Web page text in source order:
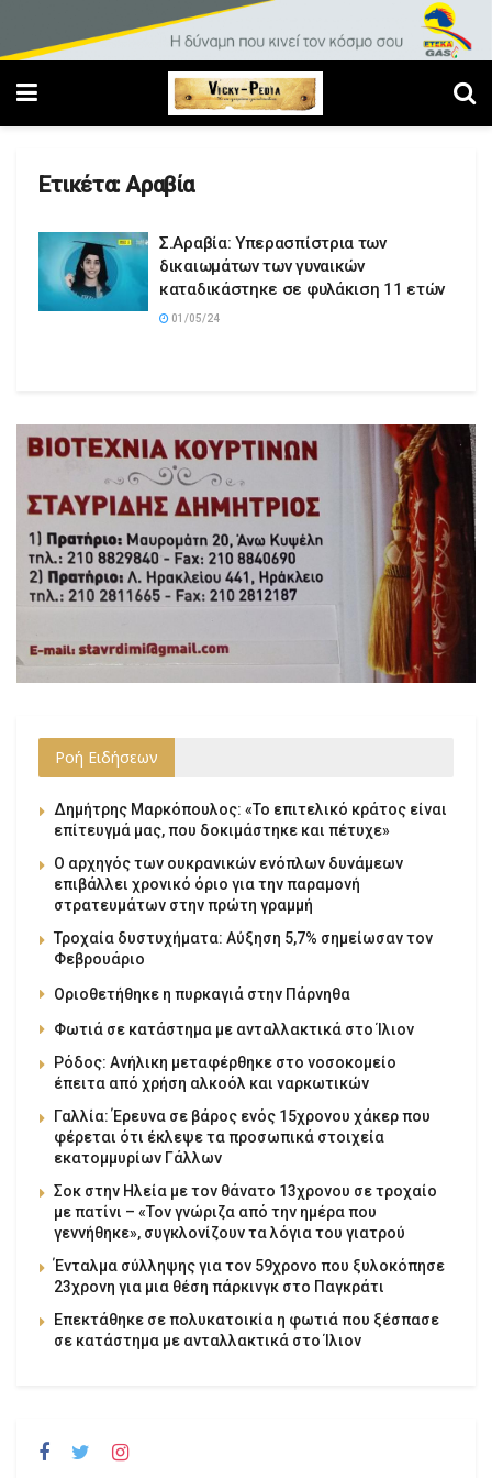
Ετικέτα:Αραβία
Σ.Αραβία: Υπερασπίστρια των
δικαιωμάτων των γυναικών
καταδικάστηκε σε φυλάκιση 11 ετών
01/05/24
Ροή Ειδήσεων
Δημήτρης Μαρκόπουλος: «Το επιτελικό κράτος είναι
επίτευγμά μας, που δοκιμάστηκε και πέτυχε»
Ο αρχηγός των ουκρανικών ενόπλων δυνάμεων
επιβάλλει χρονικό όριο για την παραμονή
στρατευμάτων στην πρώτη γραμμή
Τροχαία δυστυχήματα: Αύξηση 5,7% σημείωσαν τον
Φεβρουάριο
Οριοθετήθηκε η πυρκαγιά στην Πάρνηθα
Φωτιά σε κατάστημα με ανταλλακτικά στο Ίλιον
Ρόδος: Ανήλικη μεταφέρθηκε στο νοσοκομείο
έπειτα από χρήση αλκοόλ και ναρκωτικών
Γαλλία: Έρευνα σε βάρος ενός 15χρονου χάκερ που
φέρεται ότι έκλεψε τα προσωπικά στοιχεία
εκατομμυρίων Γάλλων
Σοκ στην Ηλεία με τον θάνατο 13χρονου σε τροχαίο
με πατίνι – «Τον γνώριζα από την ημέρα που
γεννήθηκε», συγκλονίζουν τα λόγια του γιατρού
Ένταλμα σύλληψης για τον 59χρονο που ξυλοκόπησε
23χρονη για μια θέση πάρκινγκ στο Παγκράτι
Επεκτάθηκε σε πολυκατοικία η φωτιά που ξέσπασε
σε κατάστημα με ανταλλακτικά στο Ίλιον